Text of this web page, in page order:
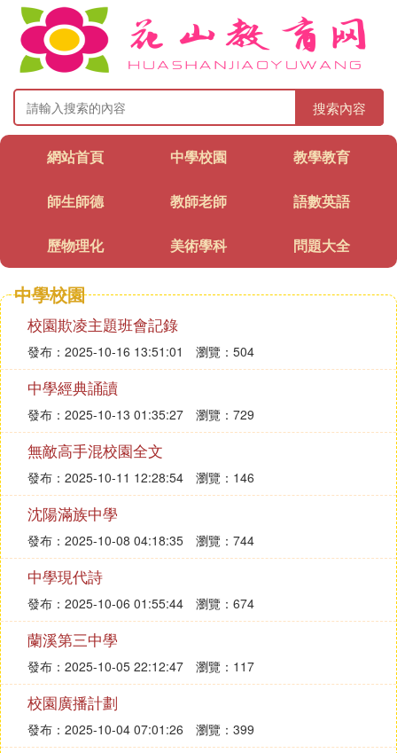
搜索內容
網站首頁 中學校園 教學教育
師生師德 教師老師 語數英語
歷物理化 美術學科 問題大全
中學校園
校園欺凌主題班會記錄
發布：2025-10-16 13:51:01 瀏覽：504
中學經典誦讀
發布：2025-10-13 01:35:27 瀏覽：729
無敵高手混校園全文
發布：2025-10-11 12:28:54 瀏覽：146
沈陽滿族中學
發布：2025-10-08 04:18:35 瀏覽：744
中學現代詩
發布：2025-10-06 01:55:44 瀏覽：674
蘭溪第三中學
發布：2025-10-05 22:12:47 瀏覽：117
校園廣播計劃
發布：2025-10-04 07:01:26 瀏覽：399